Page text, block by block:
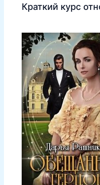
Краткий курс